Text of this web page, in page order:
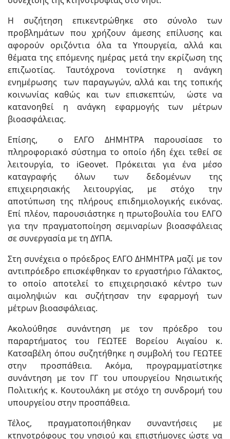
Η συζήτηση επικεντρώθηκε στο σύνολο των
προβλημάτων που χρήζουν άμεσης επίλυσης και
αφορούν οριζόντια όλα τα Υπουργεία, αλλά και
θέματα της επόμενης ημέρας μετά την εκρίζωση της
επιζωοτίας. Ταυτόχρονα τονίστηκε η ανάγκη
ενημέρωσης των παραγωγών, αλλά και της τοπικής
κοινωνίας καθώς και των επισκεπτών, ώστε να
κατανοηθεί η ανάγκη εφαρμογής των μέτρων
βιοασφάλειας.
Επίσης, ο ΕΛΓΟ ΔΗΜΗΤΡΑ παρουσίασε το
πληροφοριακό σύστημα το οποίο ήδη έχει τεθεί σε
λειτουργία, το iGeovet. Πρόκειται για ένα μέσο
καταγραφής όλων των δεδομένων της
επιχειρησιακής λειτουργίας, με στόχο την
αποτύπωση της πλήρους επιδημιολογικής εικόνας.
Επί πλέον, παρουσιάστηκε η πρωτοβουλία του ΕΛΓΟ
για την πραγματοποίηση σεμιναρίων βιοασφάλειας
σε συνεργασία με τη ΔΥΠΑ.
Στη συνέχεια ο πρόεδρος ΕΛΓΟ ΔΗΜΗΤΡΑ μαζί με τον
αντιπρόεδρο επισκέφθηκαν το εργαστήριο Γάλακτος,
το οποίο αποτελεί το επιχειρησιακό κέντρο των
αιμοληψιών και συζήτησαν την εφαρμογή των
μέτρων βιοασφάλειας.
Ακολούθησε συνάντηση με τον πρόεδρο του
παραρτήματος του ΓΕΩΤΕΕ Βορείου Αιγαίου κ.
Κατσαβέλη όπου συζητήθηκε η συμβολή του ΓΕΩΤΕΕ
στην προσπάθεια. Ακόμα, προγραμματίστηκε
συνάντηση με τον ΓΓ του υπουργείου Νησιωτικής
Πολιτικής κ. Κουτουλάκη με στόχο τη συνδρομή του
υπουργείου στην προσπάθεια.
Τέλος, πραγματοποιήθηκαν συναντήσεις με
κτηνοτρόφους του νησιού και επιστήμονες ώστε να